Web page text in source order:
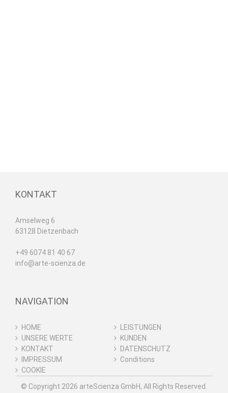
KONTAKT
Amselweg 6
63128 Dietzenbach
+49 6074 81 40 67
info@arte-scienza.de
NAVIGATION
HOME
LEISTUNGEN
UNSERE WERTE
KUNDEN
KONTAKT
DATENSCHUTZ
IMPRESSUM
Conditions
COOKIE
© Copyright 2026 arteScienza GmbH, All Rights Reserved.